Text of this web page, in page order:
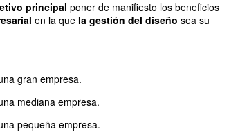
principal poner de manifiesto los beneficios
en la que la gestión del diseño sea su
gran empresa.
mediana empresa.
pequeña empresa.